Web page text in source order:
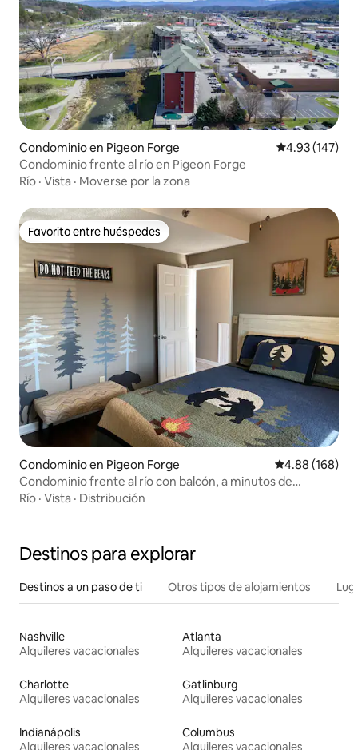
Condominio en Pigeon Forge Calificación
4.93 (147)
Condominio frente al río en Pigeon Forge
Río · Vista · Moverse por la zona
Favorito entre huéspedes
Favorito entre huéspedes
Condominio en Pigeon Forge Calificación
4.88 (168)
Condominio frente al río con balcón, a minutos de
Parkway
Río · Vista · Distribución
Destinos para explorar
Destinos a un paso de ti Otros tipos de alojamientos
Nashville
Alquileres vacacionales
Atlanta
Alquileres vacacionales
Charlotte
Alquileres vacacionales
Gatlinburg
Alquileres vacacionales
Indianápolis
Columbus